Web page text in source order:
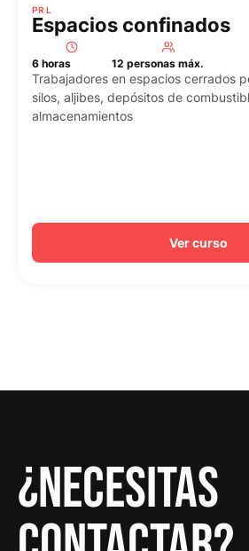
PRL
Espacios confinados
6 horas 12 personas máx.
Trabajadores en espacios cerrados
silos, aljibes, depósitos de
almacenamientos
Ver curso
¿Necesitas